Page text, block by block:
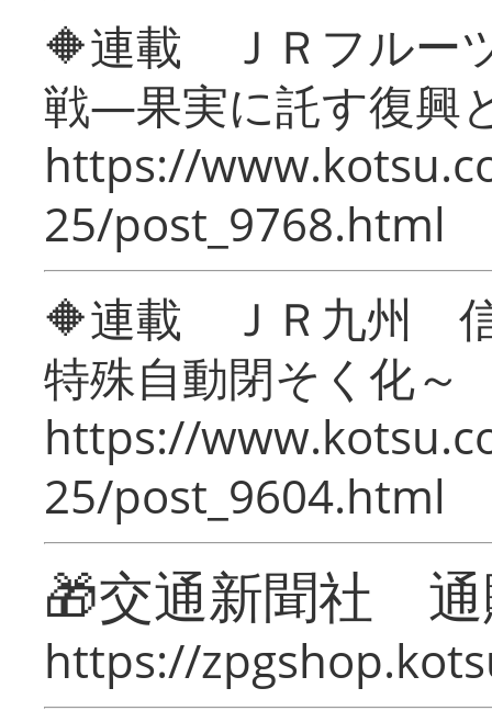
🔶連載 ＪＲフルー
戦―果実に託す復興
https://
25/post_9768.html
🔶連載 ＪＲ九州 信
特殊自動閉そく化～
https://
25/post_9604.html
🎁交通新聞社
https://